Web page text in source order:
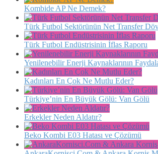
Kombide AP Ne Demek?
Türk Futbol Sektörünün Net Transfer
Türk Futbol Endüstrisinin İflas Raporu
Yenilenebilir Enerji Kaynaklarının
Kadınları En Çok Ne Mutlu Eder?
Türkiye’nin En Büyük Gölü: Van Gölü
Erkekler Neden Aldatır?
Beko Kombi E03 Hatası ve Çözümü